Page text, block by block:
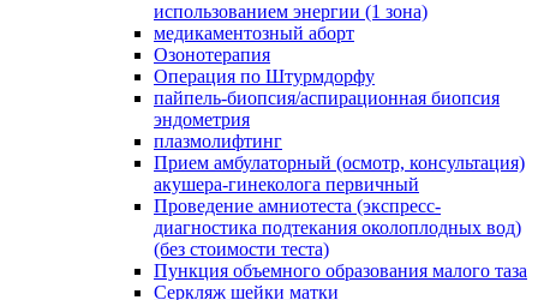
использованием энергии (1 зона)
медикаментозный аборт
Озонотерапия
Операция по Штурмдорфу
пайпель-биопсия/аспирационная биопсия
эндометрия
плазмолифтинг
Прием амбулаторный (осмотр, консультация)
акушера-гинеколога первичный
Проведение амниотеста (экспресс-
диагностика подтекания околоплодных вод)
(без стоимости теста)
Пункция объемного образования малого таза
Серкляж шейки матки